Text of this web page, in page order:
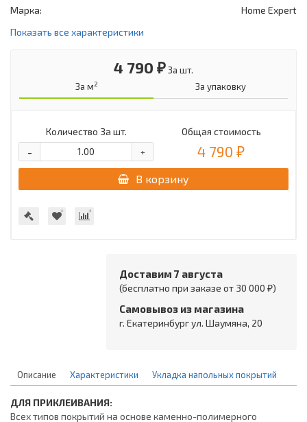
Марка:
Home Expert
Показать все характеристики
4 790 ₽За шт.
За м2 За упаковку
Количество За шт.
+
-
Общая стоимость
4 790 ₽
В корзину
Доставим 7 августа
(бесплатно при заказе от 30 000 ₽)
Самовывоз из магазина
г. Екатеринбург ул. Шаумяна, 20
Описание Характеристики Укладка напольных покрытий
ДЛЯ ПРИКЛЕИВАНИЯ:
Всех типов покрытий на основе каменно-полимерного